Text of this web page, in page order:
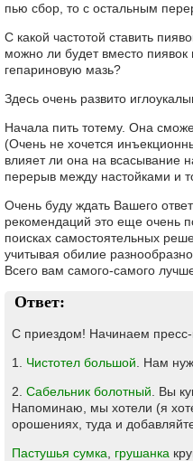
пью сбор, то с остальным
С какой частотой ставить
можно ли будет вместо пиявок
гепариновую мазь?
Здесь очень развито
Начала пить тотему. Она
(Очень не хочется
влияет ли она на всасывание
перерыв между настойками и
Очень буду ждать Вашего
рекомендаций это еще очень
поисках самостоятельных
учитывая обилие
Всего вам самого-самого
Ответ:
С приездом! Начинаем
1. Чистотел большой . Нам
2. Сабельник болотный . Вы
Напоминаю, мы хотели (я
орошениях, туда и
Пастушья сумка
грушанка